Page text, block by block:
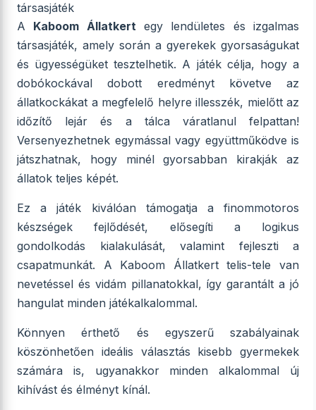
társasjáték
A Kaboom Állatkertegy lendületes és izgalmas
társasjáték, amely során a gyerekek gyorsaságukat
és ügyességüket tesztelhetik. A játék célja, hogy a
dobókockával dobott eredményt követve az
állatkockákat a megfelelő helyre illesszék, mielőtt az
időzítő lejár és a tálca váratlanul felpattan!
Versenyezhetnek egymással vagy együttműködve is
játszhatnak, hogy minél gyorsabban kirakják az
állatok teljes képét.
Ez a játék kiválóan támogatja a finommotoros
készségek fejlődését, elősegíti a logikus
gondolkodás kialakulását, valamint fejleszti a
csapatmunkát. A Kaboom Állatkert telis-tele van
nevetéssel és vidám pillanatokkal, így garantált a jó
hangulat minden játékalkalommal.
Könnyen érthető és egyszerű szabályainak
köszönhetően ideális választás kisebb gyermekek
számára is, ugyanakkor minden alkalommal új
kihívást és élményt kínál.